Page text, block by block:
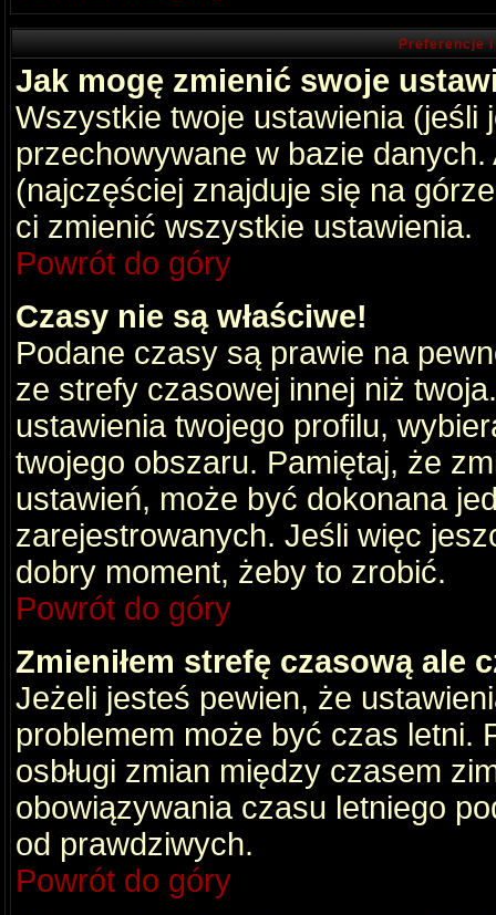
Preferencje
Jak mogę zmienić swoje
Wszystkie twoje ustawienia (jeśli
przechowywane w bazie
(najczęściej znajduje się na
ci zmienić wszystkie ustawienia.
Powrót do góry
Czasy nie są właściwe!
Podane czasy są prawie na
ze strefy czasowej innej niż
ustawienia twojego profilu,
twojego obszaru. Pamiętaj, że
ustawień, może być dokonana
zarejestrowanych. Jeśli więc
dobry moment, żeby to zrobić.
Powrót do góry
Zmieniłem strefę czasową ale
Jeżeli jesteś pewien, że
problemem może być czas letni.
osbługi zmian między czasem
obowiązywania czasu letniego
od prawdziwych.
Powrót do góry